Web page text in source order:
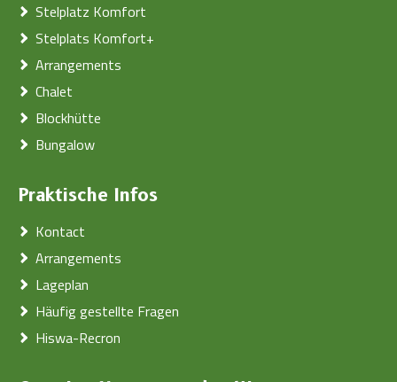
Stelplatz Komfort
Stelplats Komfort+
Arrangements
Chalet
Blockhütte
Bungalow
Praktische Infos
Kontact
Arrangements
Lageplan
Häufig gestellte Fragen
Hiswa-Recron